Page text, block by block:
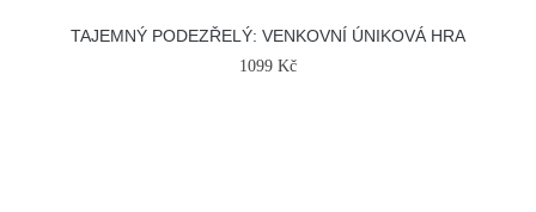
TAJEMNÝ PODEZŘELÝ: VENKOVNÍ ÚNIKOVÁ HRA
1099 Kč